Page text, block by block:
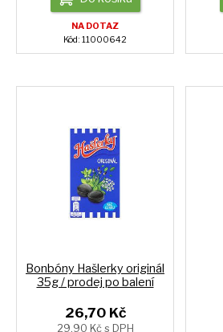
NA DOTAZ
Kód: 11000642
Bonbóny Hašlerky originál
35g / prodej po balení
26,70 Kč
29,90 Kč s DPH